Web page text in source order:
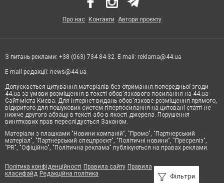
Фільтри
Про нас Контакти Автори проєкту
З питань реклами: +38 (063) 734-84-32. E-mail: reklama@44.ua
E-mail редакції: news@44.ua
Допускається цитування матеріалів без отримання попередньої згоди
44.ua за умови розміщення в тексті обов'язкового посилання на 44.ua -
Сайт міста Києва. Для інтернет-видань обов'язкове розміщення прямого,
відкритого для пошукових систем гіперпосилання на цитовані статті не
нижче другого абзацу в тексті або в якості джерела. Порушення
виняткових прав переслідується Законом.
Матеріали з плашками "Новини компаній", "Промо", "Партнерський
матеріал", "Партнерський спецпроєкт", "Політичні новини", "Пресреліз",
"PR", "Офіційно", "Політична реклама" публікуються на правах реклами.
Політика конфіденційності Правила сайту Правила
класифайд Редакційна політика